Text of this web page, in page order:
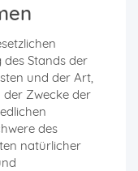
Stands der
und der Art,
Zwecke der
des
natürlicher